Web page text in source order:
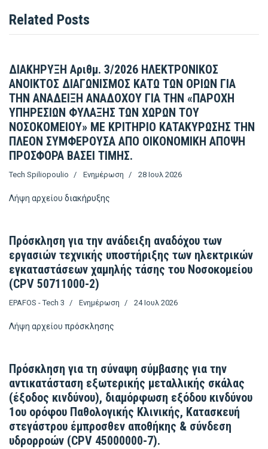
Related Posts
ΔΙΑΚΗΡΥΞΗ Αριθμ. 3/2026 ΗΛΕΚΤΡΟΝΙΚΟΣ
ΑΝΟΙΚΤΟΣ ΔΙΑΓΩΝΙΣΜΟΣ ΚΑΤΩ ΤΩΝ ΟΡΙΩΝ ΓΙΑ
ΤΗΝ ΑΝΑΔΕΙΞΗ ΑΝΑΔΟΧΟΥ ΓΙΑ ΤΗΝ «ΠΑΡΟΧΗ
ΥΠΗΡΕΣΙΩΝ ΦΥΛΑΞΗΣ ΤΩΝ ΧΩΡΩΝ ΤΟΥ
ΝΟΣΟΚΟΜΕΙΟΥ» ΜΕ ΚΡΙΤΗΡΙΟ ΚΑΤΑΚΥΡΩΣΗΣ ΤΗΝ
ΠΛΕΟΝ ΣΥΜΦΕΡΟΥΣΑ ΑΠΟ ΟΙΚΟΝΟΜΙΚΗ ΑΠΟΨΗ
ΠΡΟΣΦΟΡΑ ΒΑΣΕΙ ΤΙΜΗΣ.
Tech Spiliopoulio Ενημέρωση 28 Ιουλ 2026
Λήψη αρχείου διακήρυξης
Πρόσκληση για την ανάδειξη αναδόχου των
εργασιών τεχνικής υποστήριξης των ηλεκτρικών
εγκαταστάσεων χαμηλής τάσης του Νοσοκομείου
(CPV 50711000-2)
EPAFOS - Tech 3 Ενημέρωση 24 Ιουλ 2026
Λήψη αρχείου πρόσκλησης
Πρόσκληση για τη σύναψη σύμβασης για την
αντικατάσταση εξωτερικής μεταλλικής σκάλας
(έξοδος κινδύνου), διαμόρφωση εξόδου κινδύνου
1ου ορόφου Παθολογικής Κλινικής, Κατασκευή
στεγάστρου έμπροσθεν αποθήκης & σύνδεση
υδρορροών (CPV 45000000-7).